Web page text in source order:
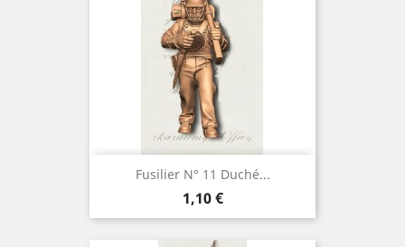
Fusilier N° 11 Duché...
Prix
1,10 €